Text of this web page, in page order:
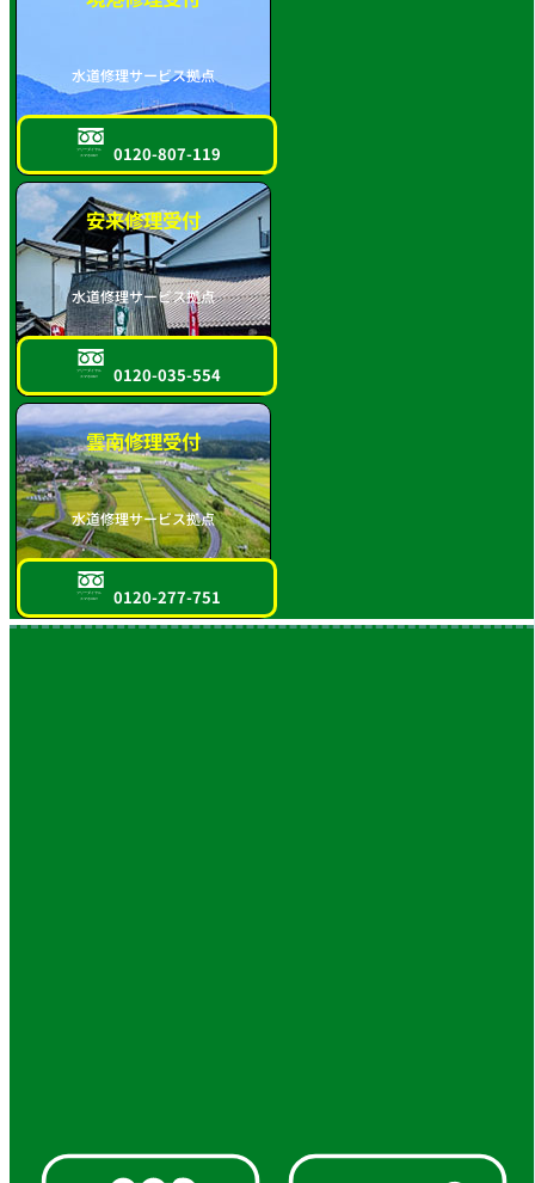
水道修理サービス拠点
フリーダイヤル
スマホOK!! 0120-807-119
安来修理受付
水道修理サービス拠点
フリーダイヤル
スマホOK!! 0120-035-554
雲南修理受付
水道修理サービス拠点
フリーダイヤル
スマホOK!! 0120-277-751